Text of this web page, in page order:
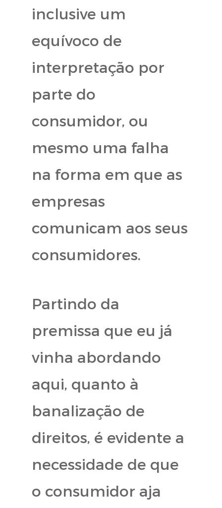
inclusive um
equívoco de
interpretação por
parte do
consumidor, ou
mesmo uma falha
na forma em que as
empresas
comunicam aos seus
consumidores.
Partindo da
premissa que eu já
vinha abordando
aqui, quanto à
banalização de
direitos, é evidente a
necessidade de que
o consumidor aja